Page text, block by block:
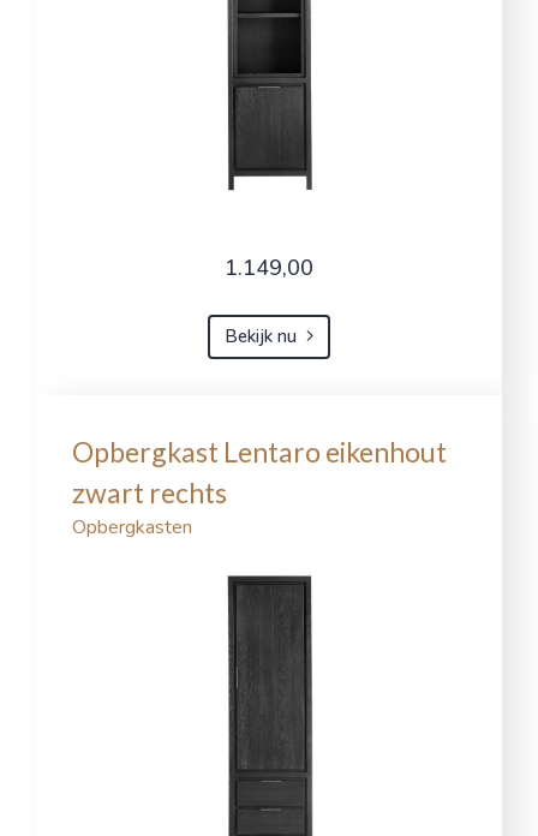
1.149,00
Bekijk nu
Opbergkast Lentaro eikenhout
zwart rechts
Opbergkasten